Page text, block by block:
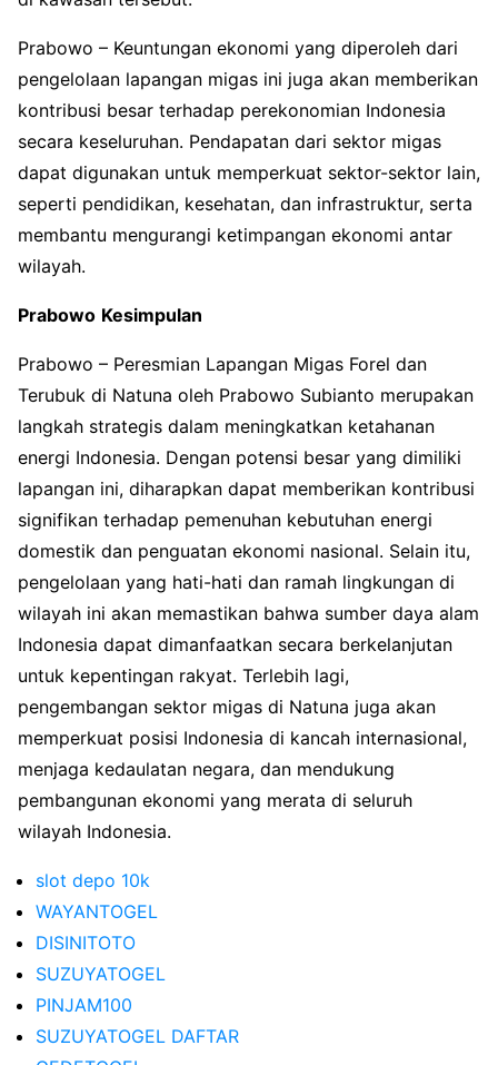
Prabowo – Keuntungan ekonomi yang diperoleh dari
pengelolaan lapangan migas ini juga akan memberikan
kontribusi besar terhadap perekonomian Indonesia
secara keseluruhan. Pendapatan dari sektor migas
dapat digunakan untuk memperkuat sektor-sektor lain,
seperti pendidikan, kesehatan, dan infrastruktur, serta
membantu mengurangi ketimpangan ekonomi antar
wilayah.
Prabowo Kesimpulan
Prabowo – Peresmian Lapangan Migas Forel dan
Terubuk di Natuna oleh Prabowo Subianto merupakan
langkah strategis dalam meningkatkan ketahanan
energi Indonesia. Dengan potensi besar yang dimiliki
lapangan ini, diharapkan dapat memberikan kontribusi
signifikan terhadap pemenuhan kebutuhan energi
domestik dan penguatan ekonomi nasional. Selain itu,
pengelolaan yang hati-hati dan ramah lingkungan di
wilayah ini akan memastikan bahwa sumber daya alam
Indonesia dapat dimanfaatkan secara berkelanjutan
untuk kepentingan rakyat. Terlebih lagi,
pengembangan sektor migas di Natuna juga akan
memperkuat posisi Indonesia di kancah internasional,
menjaga kedaulatan negara, dan mendukung
pembangunan ekonomi yang merata di seluruh
wilayah Indonesia.
slot depo 10k
WAYANTOGEL
DISINITOTO
SUZUYATOGEL
PINJAM100
SUZUYATOGEL DAFTAR